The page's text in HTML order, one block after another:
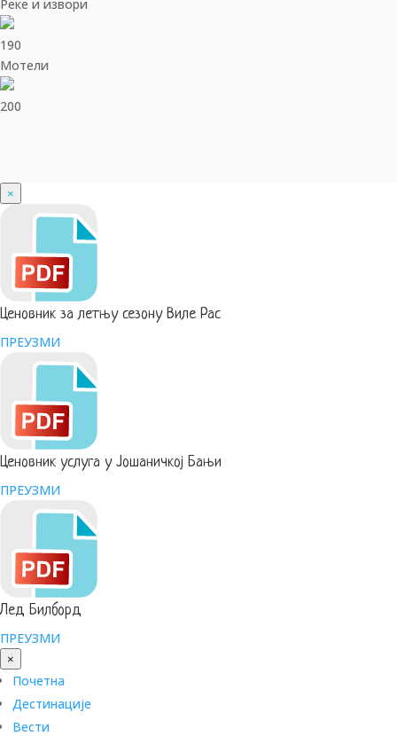
Реке и извори
190
Мотели
200
×
Ценовник за летњу сезону Виле Рас
ПРЕУЗМИ
Ценовник услуга у Јошаничкој Бањи
ПРЕУЗМИ
Лед Билборд
ПРЕУЗМИ
×
Почетна
Дестинације
Вести